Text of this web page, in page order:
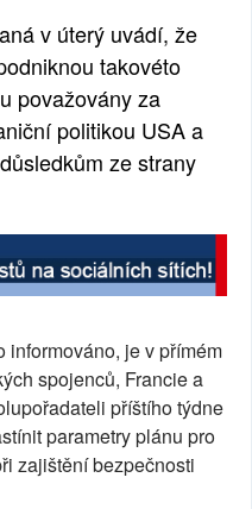
v úterý uvádí, že
takovéto
považovány za
politikou USA a
ze strany
informováno, je v přímém
spojenců, Francie a
příštího týdne
parametry plánu pro
zajištění bezpečnosti